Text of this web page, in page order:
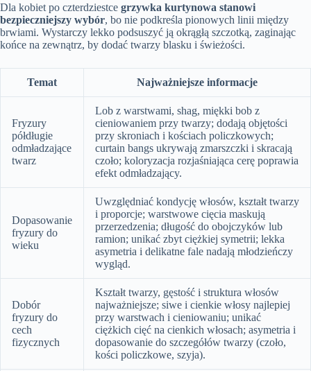
Dla kobiet po czterdziestce grzywka kurtynowa stanowi
bezpieczniejszy wybór, bo nie podkreśla pionowych linii między
brwiami. Wystarczy lekko podsuszyć ją okrągłą szczotką, zaginając
końce na zewnątrz, by dodać twarzy blasku i świeżości.
Temat Najważniejsze informacje
Fryzury
półdługie
odmładzające
twarz
Lob z warstwami, shag, miękki bob z
cieniowaniem przy twarzy; dodają objętości
przy skroniach i kościach policzkowych;
curtain bangs ukrywają zmarszczki i skracają
czoło; koloryzacja rozjaśniająca cerę poprawia
efekt odmładzający.
Dopasowanie
fryzury do
wieku
Uwzględniać kondycję włosów, kształt twarzy
i proporcje; warstwowe cięcia maskują
przerzedzenia; długość do obojczyków lub
ramion; unikać zbyt ciężkiej symetrii; lekka
asymetria i delikatne fale nadają młodzieńczy
wygląd.
Dobór
fryzury do
cech
fizycznych
Kształt twarzy, gęstość i struktura włosów
najważniejsze; siwe i cienkie włosy najlepiej
przy warstwach i cieniowaniu; unikać
ciężkich cięć na cienkich włosach; asymetria i
dopasowanie do szczegółów twarzy (czoło,
kości policzkowe, szyja).